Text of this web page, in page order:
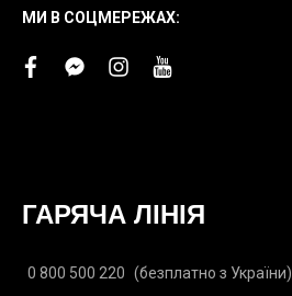
МИ В СОЦМЕРЕЖАХ:
facebookfacebook-
instagram
youtube
ГАРЯЧА ЛІНІЯ
0 800 500 220 (безплатно з України)